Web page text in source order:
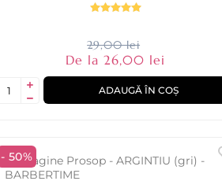
29,00 lei
De la 26,00 lei
ADAUGĂ ÎN COȘ
- 50%